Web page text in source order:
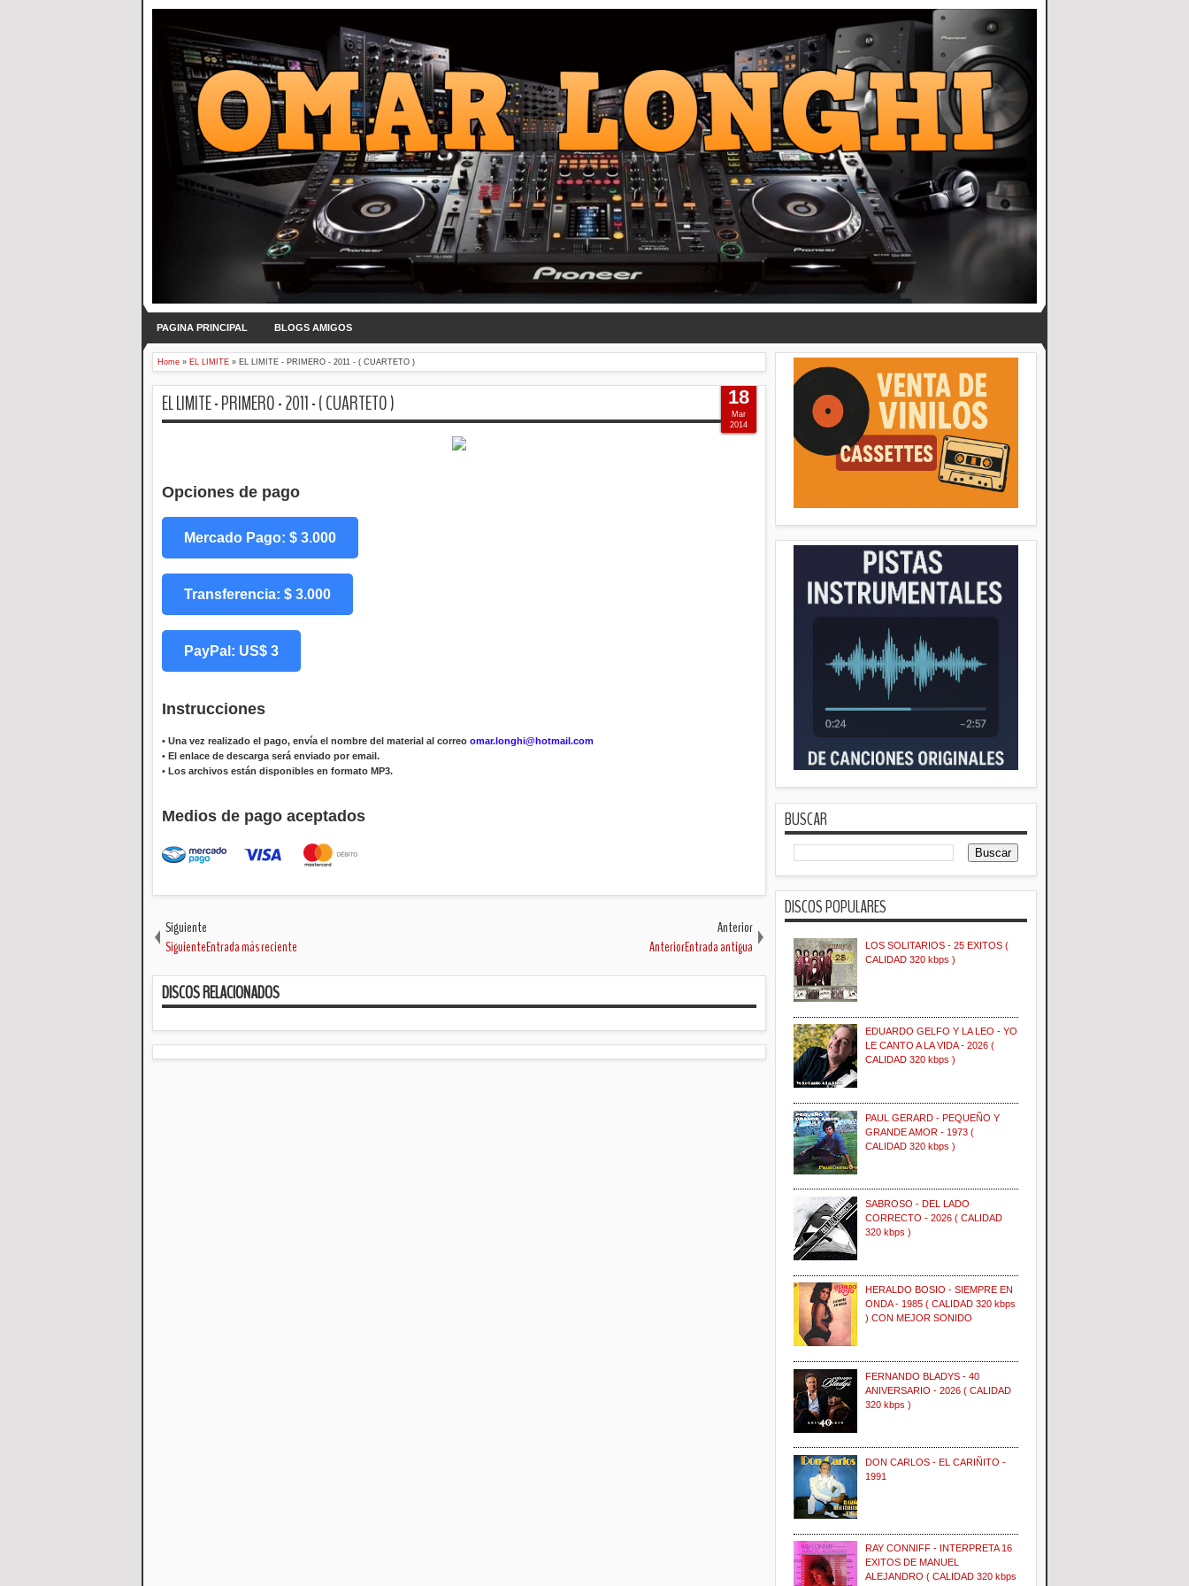
PAGINA PRINCIPAL BLOGS AMIGOS
Home » EL LIMITE » EL LIMITE - PRIMERO - 2011 - ( CUARTETO )
EL LIMITE - PRIMERO - 2011 - ( CUARTETO )
Opciones de pago
Mercado Pago: $ 3.000
Transferencia: $ 3.000
PayPal: US$ 3
Instrucciones
• Una vez realizado el pago, envía el nombre del material al correo omar.longhi@hotmail.com
• El enlace de descarga será enviado por email.
• Los archivos están disponibles en formato MP3.
Medios de pago aceptados
18
Mar
2014
Siguiente
SiguienteEntrada más reciente
Anterior
AnteriorEntrada antigua
DISCOS RELACIONADOS
BUSCAR
DISCOS POPULARES
LOS SOLITARIOS - 25 EXITOS (
CALIDAD 320 kbps )
EDUARDO GELFO Y LA LEO - YO
LE CANTO A LA VIDA - 2026 (
CALIDAD 320 kbps )
PAUL GERARD - PEQUEÑO Y
GRANDE AMOR - 1973 (
CALIDAD 320 kbps )
SABROSO - DEL LADO
CORRECTO - 2026 ( CALIDAD
320 kbps )
HERALDO BOSIO - SIEMPRE EN
ONDA - 1985 ( CALIDAD 320 kbps
) CON MEJOR SONIDO
FERNANDO BLADYS - 40
ANIVERSARIO - 2026 ( CALIDAD
320 kbps )
DON CARLOS - EL CARIÑITO -
1991
RAY CONNIFF - INTERPRETA 16
EXITOS DE MANUEL
ALEJANDRO ( CALIDAD 320 kbps